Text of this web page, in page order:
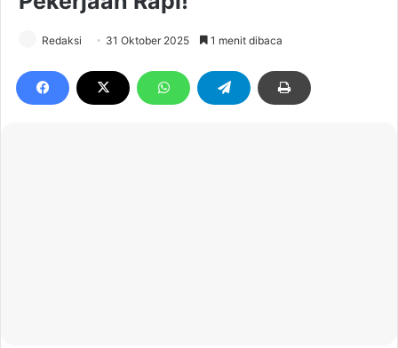
Redaksi 31 Oktober 2025 1 menit dibaca